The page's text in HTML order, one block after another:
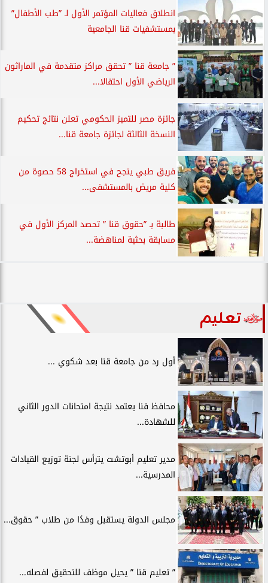
انطلاق فعاليات المؤتمر الأول لـ ”طب الأطفال”
بمستشفيات قنا الجامعية
” جامعة قنا ” تحقق مراكز متقدمة في الماراثون
الرياضي الأول احتفالا...
جائزة مصر للتميز الحكومي تعلن نتائج تحكيم
النسخة الثالثة لجائزة جامعة قنا...
فريق طبي ينجح في استخراج 58 حصوة من
كلية مريض بالمستشفى...
طالبة بـ ”حقوق قنا ” تحصد المركز الأول في
مسابقة بحثية لمناهضة...
تعليم
أول رد من جامعة قنا بعد شكوي ...
محافظ قنا يعتمد نتيجة امتحانات الدور الثاني
للشهادة...
مدير تعليم أبوتشت يترأس لجنة توزيع القيادات
المدرسية...
مجلس الدولة يستقبل وفدًا من طلاب ” حقوق...
” تعليم قنا ” يحيل موظف للتحقيق لفصله...